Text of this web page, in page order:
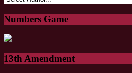
Numbers Game
13th Amendment